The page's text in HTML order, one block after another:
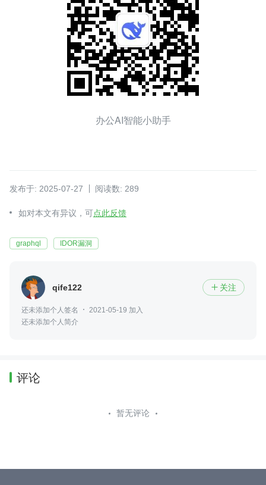
办公AI智能小助手
发布于: 2025-07-27 阅读数: 289
如对本文有异议，可点此反馈
graphql IDOR漏洞
qife122  关注
还未添加个人签名
2021-05-19 加入
还未添加个人简介
评论
暂无评论